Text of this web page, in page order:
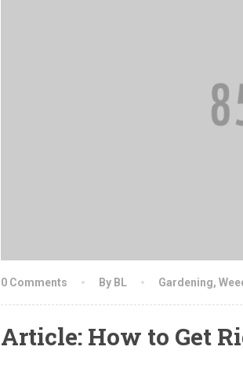
0 Comments By BL Gardening,
Article: How to Get